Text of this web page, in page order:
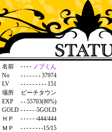
名前
ノブくん
No
37974
LV
151
場所
ピーチタウン
EXP
55703(80%)
GOLD
5GOLD
ＨＰ
444/444
ＭＰ
15/15